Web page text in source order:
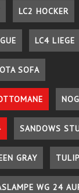
LC2 HOCKER
LC4 LIEGE
SOFA
SANDOWS
GRAY
WG 24